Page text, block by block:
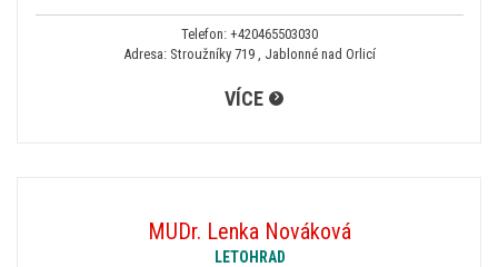
Telefon: +420465503030
Adresa: Stroužníky 719 , Jablonné nad Orlicí
VÍCE
MUDr. Lenka Nováková
LETOHRAD